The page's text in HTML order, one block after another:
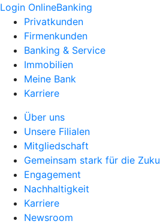
Login OnlineBanking
Privatkunden
Firmenkunden
Banking & Service
Immobilien
Meine Bank
Karriere
Über uns
Unsere Filialen
Mitgliedschaft
Gemeinsam stark für die
Engagement
Nachhaltigkeit
Karriere
Newsroom